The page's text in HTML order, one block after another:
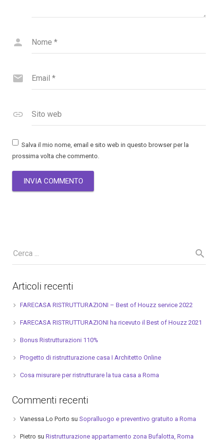
Nome *
Email *
Sito web
Salva il mio nome, email e sito web in questo browser per la
prossima volta che commento.
Articoli recenti
FARECASA RISTRUTTURAZIONI – Best of Houzz service 2022
FARECASA RISTRUTTURAZIONI ha ricevuto il Best of Houzz 2021
Bonus Ristrutturazioni 110%
Progetto di ristrutturazione casa I Architetto Online
Cosa misurare per ristrutturare la tua casa a Roma
Commenti recenti
Vanessa Lo Porto su Sopralluogo e preventivo gratuito a Roma
Pietro su Ristrutturazione appartamento zona Bufalotta, Roma